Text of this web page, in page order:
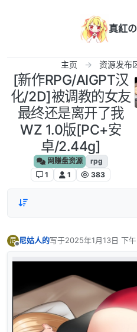
真紅
主页 资源发布
[新作RPG/AIGPT汉
化/2D]被调教的女友
最终还是离开了我
WZ 1.0版[PC+安
卓/2.44g]
网赚盘资源
rpg
1
1 383
尼 尼姑人的写于2025年1月13日 下
最后由 编辑